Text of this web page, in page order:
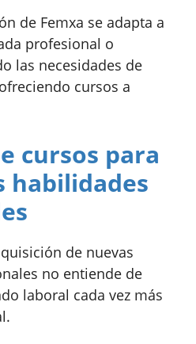
de Femxa se adapta a
profesional o
las necesidades de
cursos a
cursos para
habilidades
de nuevas
no entiende de
laboral cada vez más